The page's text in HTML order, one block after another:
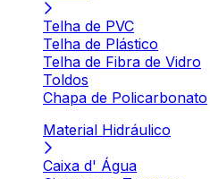
Telha de PVC
Telha de Plástico
Telha de Fibra de Vidro
Toldos
Chapa de Policarbonato
Material Hidráulico
Caixa d' Água